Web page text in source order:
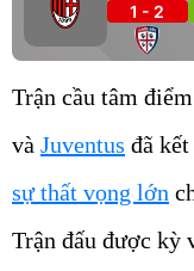
1 - 2
Trận cầu tâm
và Juventus đã
sự thất vọng lớn
Trận đấu được kỳ